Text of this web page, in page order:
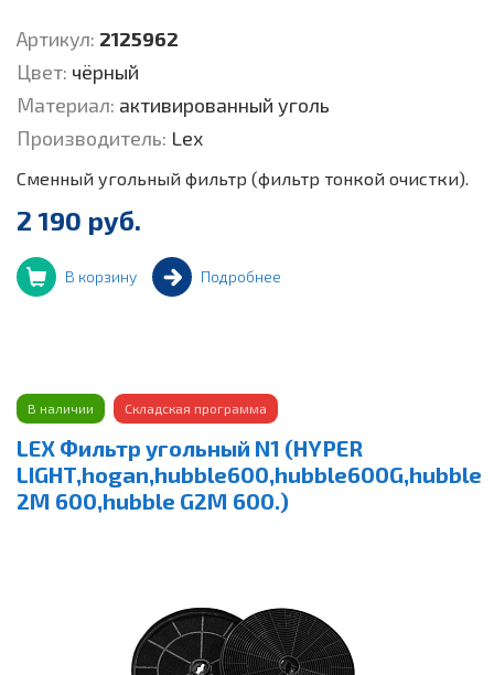
Артикул: 2125962
Цвет: чёрный
Материал: активированный уголь
Производитель: Lex
Сменный угольный фильтр (фильтр тонкой очистки).
2 190 руб.
В корзину Подробнее
В наличии Складская программа
LEX Фильтр угольный N1 (HYPER
LIGHT,hogan,hubble600,hubble600G,hubble
2M 600,hubble G2M 600.)